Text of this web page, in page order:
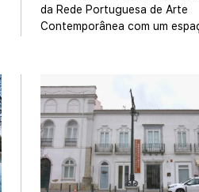
da Rede Portuguesa de Arte
Contemporânea com um